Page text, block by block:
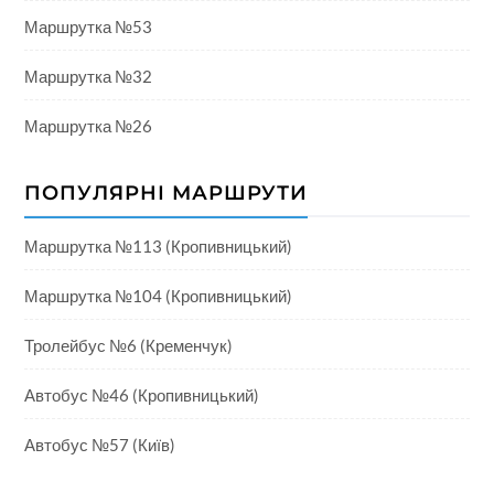
Маршрутка №53
Маршрутка №32
Маршрутка №26
ПОПУЛЯРНІ МАРШРУТИ
Маршрутка №113 (Кропивницький)
Маршрутка №104 (Кропивницький)
Тролейбус №6 (Кременчук)
Автобус №46 (Кропивницький)
Автобус №57 (Київ)